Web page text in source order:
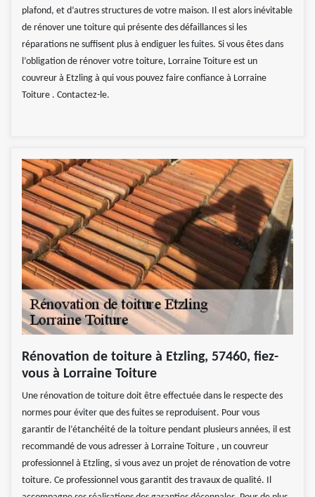
plafond, et d’autres structures de votre maison. Il est alors inévitable
de rénover une toiture qui présente des défaillances si les
réparations ne suffisent plus à endiguer les fuites. Si vous êtes dans
l’obligation de rénover votre toiture, Lorraine Toiture est un
couvreur à Etzling à qui vous pouvez faire confiance à Lorraine
Toiture . Contactez-le.
Rénovation de toiture à Etzling, 57460, fiez-
vous à Lorraine Toiture
Une rénovation de toiture doit être effectuée dans le respecte des
normes pour éviter que des fuites se reproduisent. Pour vous
garantir de l’étanchéité de la toiture pendant plusieurs années, il est
recommandé de vous adresser à Lorraine Toiture , un couvreur
professionnel à Etzling, si vous avez un projet de rénovation de votre
toiture. Ce professionnel vous garantit des travaux de qualité. Il